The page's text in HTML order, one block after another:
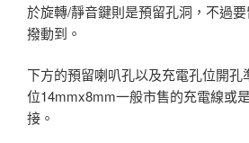
於旋轉/靜音鍵則是預留孔洞，不過
撥動到。
下方的預留喇叭孔以及充電孔位開孔
位14mmx8mm一般市售的充電線或
接。